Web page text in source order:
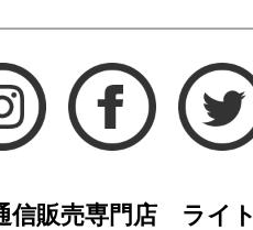
信販売専門店 ライ